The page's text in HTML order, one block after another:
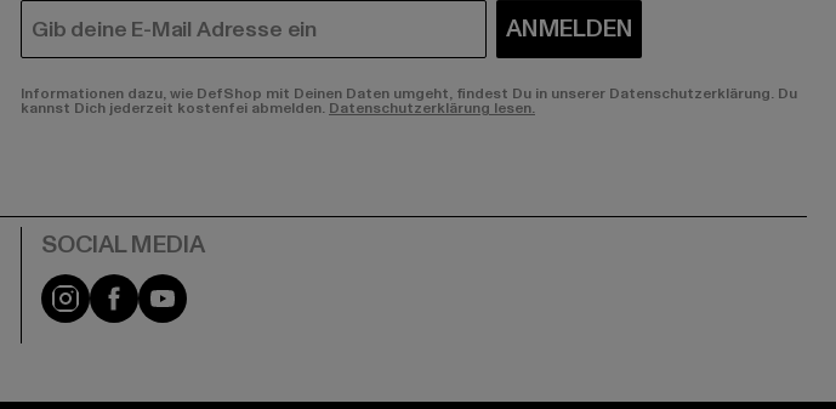
E-MAIL ANMELDEN
Informationen dazu, wie DefShop mit Deinen Daten umgeht, findest Du in unserer Datenschutzerklärung. Du
kannst Dich jederzeit kostenfei abmelden. Datenschutzerklärung lesen.
Instagram
FacebookYouTube